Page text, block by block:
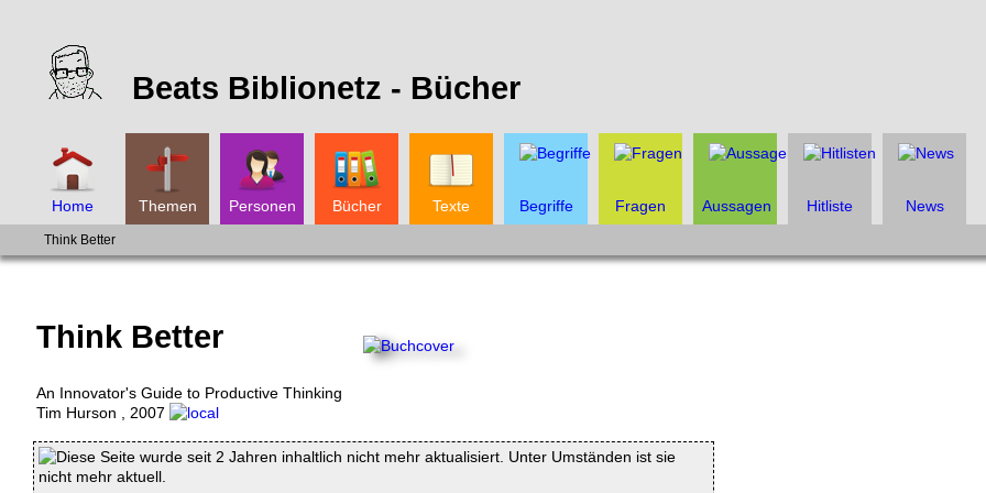
Beats Biblionetz - Bücher
Home Themen Personen Bücher Texte Begriffe Fragen Aussagen Hitliste News
Think Better
Think Better
An Innovator's Guide to Productive Thinking
Tim Hurson
2007
Diese Seite wurde seit 2 Jahren inhaltlich nicht mehr aktualisiert. Unter Umständen ist sie
nicht mehr aktuell.